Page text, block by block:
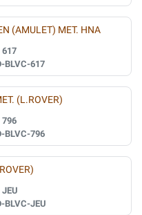
(AMULET) MET. HNA
617
BLVC-617
(L.ROVER)
796
BLVC-796
JEU
BLVC-JEU